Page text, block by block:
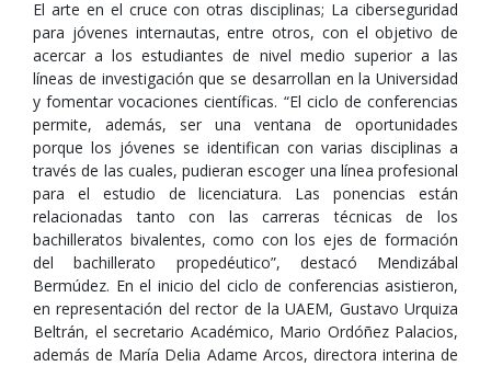
El arte en el cruce con otras disciplinas; La ciberseguridad
para jóvenes internautas, entre otros, con el objetivo de
acercar a los estudiantes de nivel medio superior a las
líneas de investigación que se desarrollan en la Universidad
y fomentar vocaciones científicas. “El ciclo de conferencias
permite, además, ser una ventana de oportunidades
porque los jóvenes se identifican con varias disciplinas a
través de las cuales, pudieran escoger una línea profesional
para el estudio de licenciatura. Las ponencias están
relacionadas tanto con las carreras técnicas de los
bachilleratos bivalentes, como con los ejes de formación
del bachillerato propedéutico”, destacó Mendizábal
Bermúdez. En el inicio del ciclo de conferencias asistieron,
en representación del rector de la UAEM, Gustavo Urquiza
Beltrán, el secretario Académico, Mario Ordóñez Palacios,
además de María Delia Adame Arcos, directora interina de